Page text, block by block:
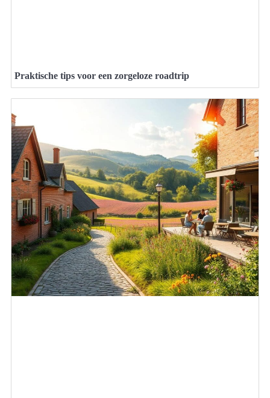
Praktische tips voor een zorgeloze roadtrip